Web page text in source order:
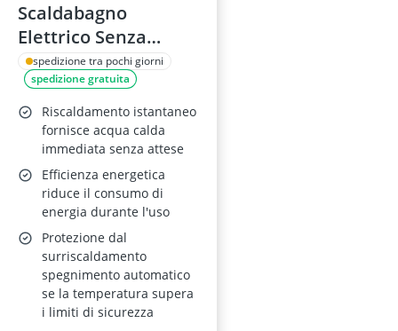
Scaldabagno
Elettrico Senza
Serbatoio – 18 kW,
Istantaneo con
Modulazione
spedizione tra pochi giorni
spedizione gratuita
Riscaldamento istantaneo
fornisce acqua calda
immediata senza attese
Efficienza energetica
riduce il consumo di
energia durante l'uso
Protezione dal
surriscaldamento
spegnimento automatico
se la temperatura supera
i limiti di sicurezza